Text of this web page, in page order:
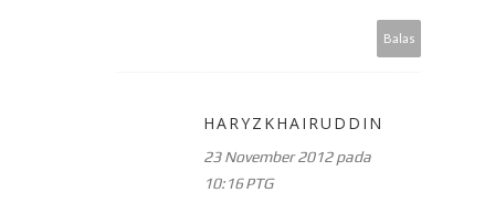
Balas
HARYZKHAIRUDDIN
23 November 2012 pada
10:16 PTG